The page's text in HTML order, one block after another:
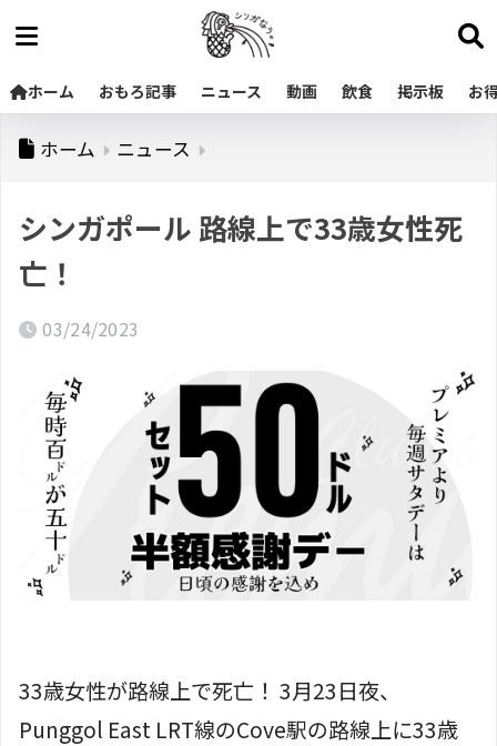
ホーム おもろ記事 ニュース 動画 飲食 掲示板 お
ホーム ニュース
シンガポール 路線上で33歳女性死
亡！
03/24/2023
33歳女性が路線上で死亡！ 3月23日夜、
Punggol East LRT線のCove駅の路線上に33歳